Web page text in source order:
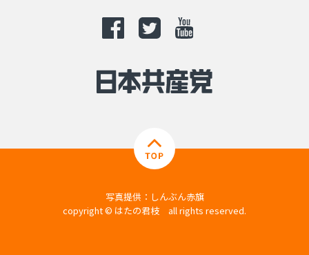
写真提供：しんぶん赤旗
copyright © はたの君枝 all rights reserved.